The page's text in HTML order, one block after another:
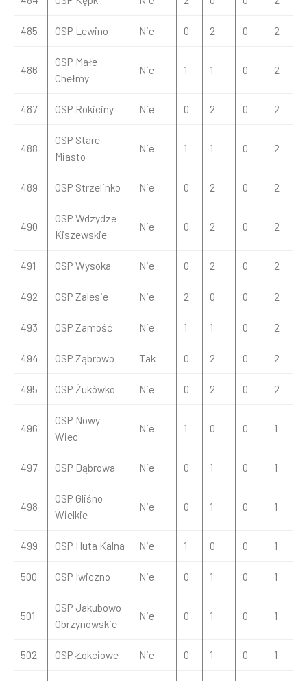
485 OSP Lewino Nie 0 2 0 2
486
OSP Małe
Chełmy
Nie 1 1 0 2
487 OSP Rokiciny Nie 0 2 0 2
488
OSP Stare
Miasto
Nie 1 1 0 2
489 OSP Strzelinko Nie 0 2 0 2
490
OSP Wdzydze
Kiszewskie
Nie 0 2 0 2
491 OSP Wysoka Nie 0 2 0 2
492 OSP Zalesie Nie 2 0 0 2
493 OSP Zamość Nie 1 1 0 2
494 OSP Ząbrowo Tak 0 2 0 2
495 OSP Żukówko Nie 0 2 0 2
496
OSP Nowy
Wiec
Nie 1 0 0 1
497 OSP Dąbrowa Nie 0 1 0 1
498
OSP Gliśno
Wielkie
Nie 0 1 0 1
499 OSP Huta Kalna Nie 1 0 0 1
500 OSP Iwiczno Nie 0 1 0 1
501
OSP Jakubowo
Obrzynowskie
Nie 0 1 0 1
502 OSP Łokciowe Nie 0 1 0 1